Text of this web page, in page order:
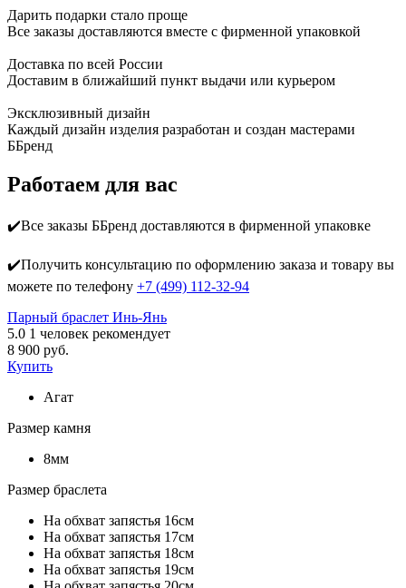
Дарить подарки стало проще
Все заказы доставляются вместе c фирменной упаковкой
Доставка по всей России
Доставим в ближайший пункт выдачи или курьером
Эксклюзивный дизайн
Каждый дизайн изделия разработан и создан мастерами
ББренд
Работаем для вас
✔️Все заказы ББренд доставляются в фирменной упаковке
✔️Получить консультацию по оформлению заказа и товару вы
можете по телефону +7 (499) 112-32-94
Парный браслет Инь-Янь
5.0 1 человек рекомендует
8 900 руб.
Купить
Агат
Размер камня
8мм
Размер браслета
На обхват запястья 16см
На обхват запястья 17см
На обхват запястья 18см
На обхват запястья 19см